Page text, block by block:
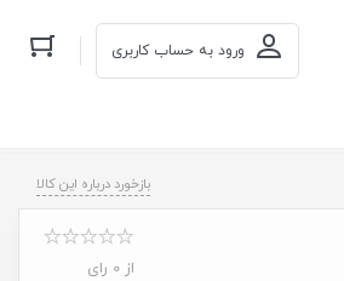
ورود به حساب کاربری
بازخورد درباره این کالا
از 0 رای